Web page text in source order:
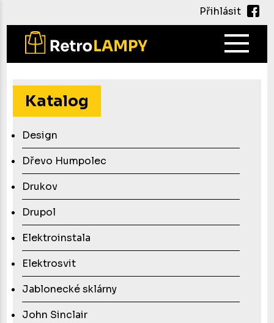
hlavnímu
obsahu
Přihlásit
Main
Katalog
Design
Dřevo Humpolec
Drukov
Drupol
Elektroinstala
Elektrosvit
Jablonecké sklárny
John Sinclair